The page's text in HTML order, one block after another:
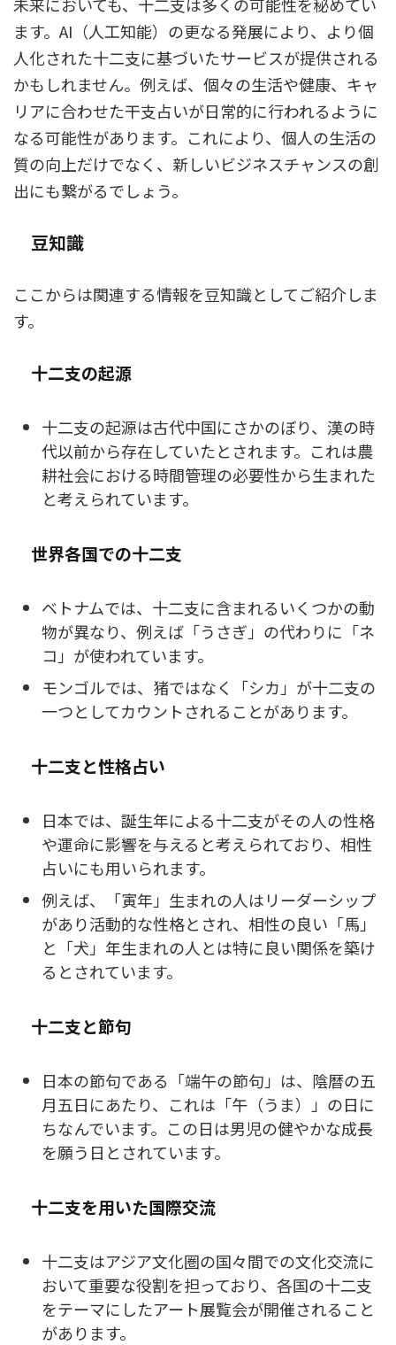
ます。AI（人工知能）の更なる発展により、より個
人化された十二支に基づいたサービスが提供される
かもしれません。例えば、個々の生活や健康、キャ
リアに合わせた干支占いが日常的に行われるように
なる可能性があります。これにより、個人の生活の
質の向上だけでなく、新しいビジネスチャンスの創
出にも繋がるでしょう。
豆知識
ここからは関連する情報を豆知識としてご紹介しま
す。
十二支の起源
十二支の起源は古代中国にさかのぼり、漢の時
代以前から存在していたとされます。これは農
耕社会における時間管理の必要性から生まれた
と考えられています。
世界各国での十二支
ベトナムでは、十二支に含まれるいくつかの動
物が異なり、例えば「うさぎ」の代わりに「ネ
コ」が使われています。
モンゴルでは、猪ではなく「シカ」が十二支の
一つとしてカウントされることがあります。
十二支と性格占い
日本では、誕生年による十二支がその人の性格
や運命に影響を与えると考えられており、相性
占いにも用いられます。
例えば、「寅年」生まれの人はリーダーシップ
があり活動的な性格とされ、相性の良い「馬」
と「犬」年生まれの人とは特に良い関係を築け
るとされています。
十二支と節句
日本の節句である「端午の節句」は、陰暦の五
月五日にあたり、これは「午（うま）」の日に
ちなんでいます。この日は男児の健やかな成長
を願う日とされています。
十二支を用いた国際交流
十二支はアジア文化圏の国々間での文化交流に
おいて重要な役割を担っており、各国の十二支
をテーマにしたアート展覧会が開催されること
があります。